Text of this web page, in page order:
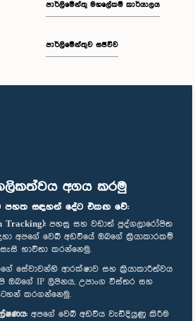
අගය කරමු
පහත සඳහන් දේට එකඟ වේ:
Tracking): පහසු සහ වඩාත් පුද්ගලාරෝපිත
අපගේ වෙබ් අඩවියේ ඔබගේ ක්‍රියාකාරකම්
භාවිතා කරන්නෙමු.
සේවාවන්හි ආරක්ෂාව සහ ක්‍රියාකාරීත්වය
ඔබගේ IP ලිපිනය, උපාංග විස්තර සහ
කරගන්නෙමු.
අපගේ වෙබ් අඩවිය වැඩිදියුණු කිරීම
පාර්ලිමේන්තු මහලේකම් කාර්යාලය
පාර්ලිමේන්තුව සජීවීව
: